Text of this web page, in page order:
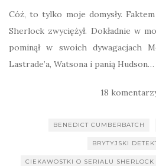
Cóż, to tylko moje domysły.
Sherlock zwyciężył. Dokładnie w
pominął w swoich dywagacjach
Lastrade’a, Watsona i panią Hudson…
18
BENEDICT CUMBERBATCH
BRYTYJSKI
CIEKAWOSTKI O SERIALU SHERLOCK